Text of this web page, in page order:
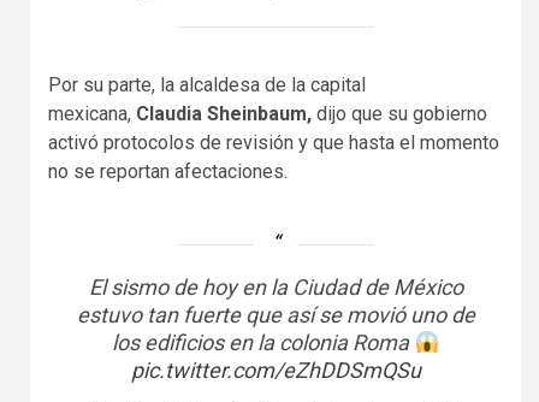
Por su parte, la alcaldesa de la capital
mexicana, Claudia Sheinbaum, dijo que su gobierno
activó protocolos de revisión y que hasta el momento
no se reportan afectaciones.
El sismo de hoy en la Ciudad de México
estuvo tan fuerte que así se movió uno de
los edificios en la colonia Roma
pic.twitter.com/eZhDDSmQSu